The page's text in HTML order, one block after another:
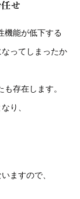
せ
機能が低下する
ってしまったか
存在します。
り、
ますので、